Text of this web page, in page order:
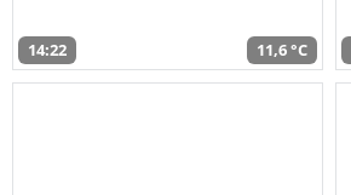
14:22 11,6 °C